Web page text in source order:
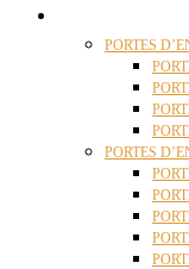
PORTES
PORTES